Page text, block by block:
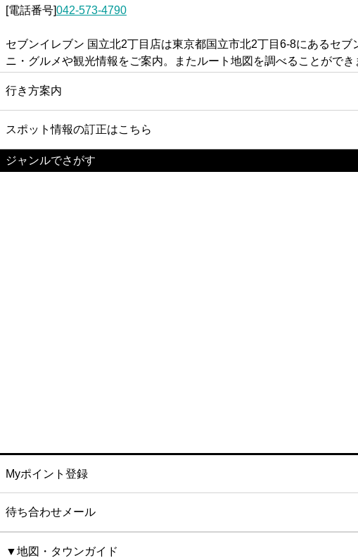
[電話番号]042-573-4790
セブンイレブン 国立北2丁目店は東京都国立市北2丁目6-8にあるセ
ニ・グルメや観光情報をご案内。またルート地図を調べることができ
行き方案内
スポット情報の訂正はこちら
ジャンルでさがす
Myポイント登録
待ち合わせメール
▼地図・タウンガイド